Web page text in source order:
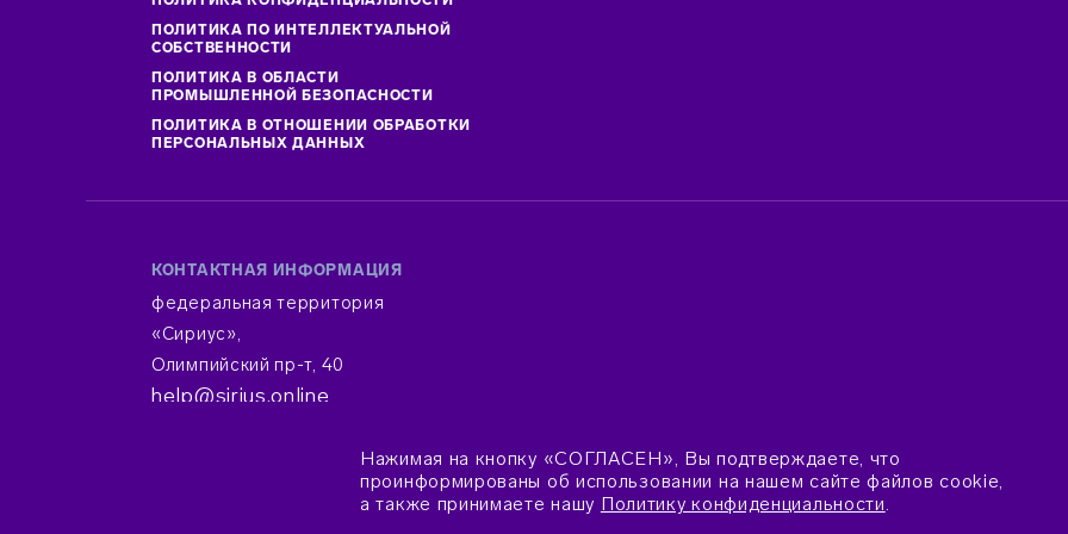
ПОЛИТИКА ПО ИНТЕЛЛЕКТУАЛЬНОЙ
СОБСТВЕННОСТИ
ПОЛИТИКА В ОБЛАСТИ
ПРОМЫШЛЕННОЙ БЕЗОПАСНОСТИ
ПОЛИТИКА В ОТНОШЕНИИ ОБРАБОТКИ
ПЕРСОНАЛЬНЫХ ДАННЫХ
КОНТАКТНАЯ ИНФОРМАЦИЯ
федеральная территория
«Сириус»,
Олимпийский пр-т, 40
help@sirius.online
Нажимая на кнопку «СОГЛАСЕН», Вы подтверждаете, что
проинформированы об использовании на нашем сайте файлов cookie,
а также принимаете нашу Политику конфиденциальности.
© 2015–2026 Фонд «Талант и успех»